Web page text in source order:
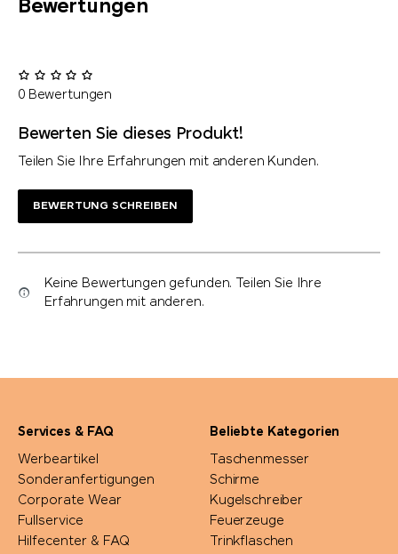
Bewertungen
0 Bewertungen
Bewerten Sie dieses Produkt!
Teilen Sie Ihre Erfahrungen mit anderen Kunden.
BEWERTUNG SCHREIBEN
Keine Bewertungen gefunden. Teilen Sie Ihre
Erfahrungen mit anderen.
Services & FAQ
Werbeartikel
Sonderanfertigungen
Corporate Wear
Fullservice
Hilfecenter & FAQ
Beliebte Kategorien
Taschenmesser
Schirme
Kugelschreiber
Feuerzeuge
Trinkflaschen